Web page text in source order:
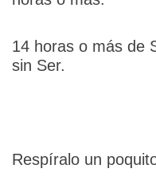
14 horas o más de
sin Ser.
Respíralo un